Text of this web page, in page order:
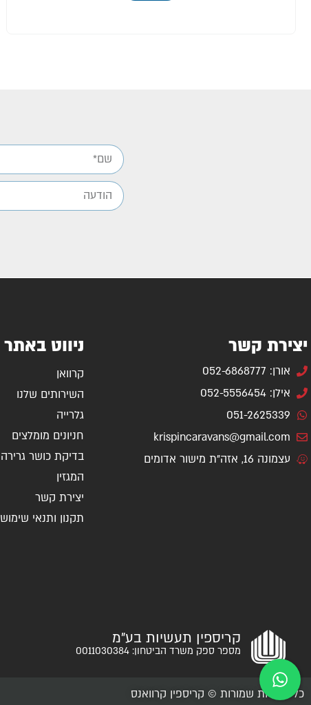
יצירת קשר
אורן: 052-6868777
אילן: 052-5556454
051-2625339
krispincaravans@gmail.com
עצמונה 16, אזה"ת מישור אדומים
ניווט באתר
קרוואן
השירותים שלנו
גלרייה
חניונים מומלצים
בדיקת כושר גרירה
המגזין
יצירת קשר
תקנון ותנאי שימוש
קריספין תעשיות בע"מ
מספר ספק משרד הביטחון: 0011030384
כל הזכויות שמורות © קריספין קרוואנס